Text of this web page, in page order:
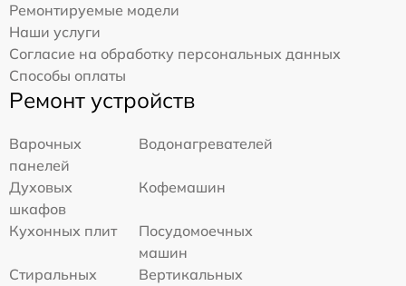
Ремонтируемые модели
Наши услуги
Согласие на обработку персональных данных
Способы оплаты
Ремонт устройств
Варочных
панелей
Водонагревателей
Духовых
шкафов
Кофемашин
Кухонных плит
Посудомоечных
машин
Стиральных
Вертикальных